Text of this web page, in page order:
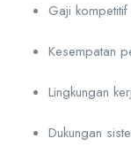
Gaji
Kesempatan
Lingkungan
Dukungan